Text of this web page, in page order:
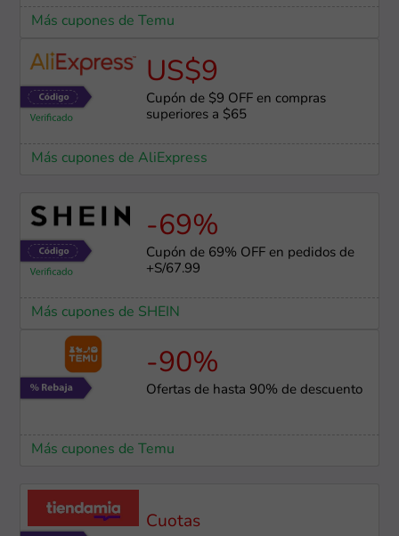
Más cupones de Temu
US$9
Cupón de $9 OFF en compras
superiores a $65
Más cupones de AliExpress
-69%
Cupón de 69% OFF en pedidos de
+S/67.99
Más cupones de SHEIN
-90%
Ofertas de hasta 90% de descuento
Más cupones de Temu
Cuotas